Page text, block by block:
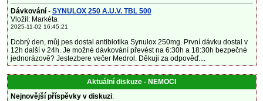
Dávkování - SYNULOX 250 A.U.V. TBL 500
Vložil: Markéta
2025-11-02 16:45:21
Dobrý den, můj pes dostal antibiotika Synulox 250mg. První dávku dostal v
12h další v 24h. Je možné dávkování převést na 6:30h a 18:30h bezpečné
jednorázově? Jestezbere večer Medrol. Děkuji za odpověď....
Aktuální diskuze - NEMOCI
Nejnovější příspěvky v diskuzi: